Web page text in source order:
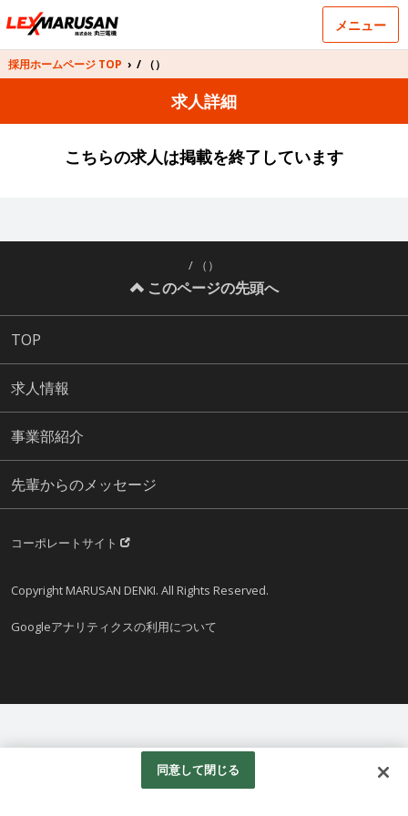
メニュー
採用ホームページ TOP › / （）
求人詳細
こちらの求人は掲載を終了しています
/ （）
このページの先頭へ
TOP
求人情報
事業部紹介
先輩からのメッセージ
コーポレートサイト
Copyright MARUSAN DENKI. All Rights Reserved.
Googleアナリティクスの利用について
同意して閉じる